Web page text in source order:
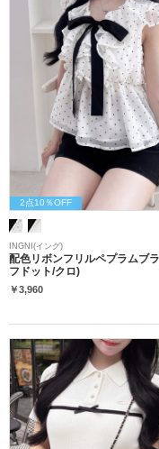
2点10％OFF
INGNI(イング)
配色リボンフリルペプラムブ
フドット/クロ)
￥3,960